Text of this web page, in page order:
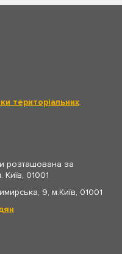
територіальних
розташована за
01001
9, м.Київ, 01001